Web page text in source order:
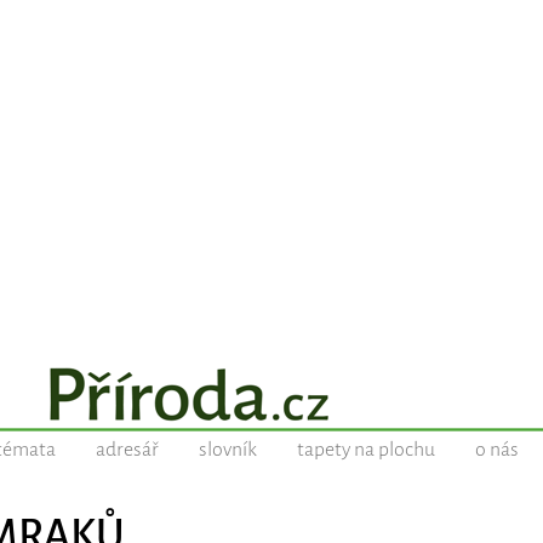
adresář slovník tapety na plochu o nás